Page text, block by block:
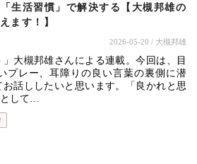
生活習慣」で解決する【大槻邦雄の
ます！】
2026-05-20 / 大槻邦雄
」大槻邦雄さんによる連載。今回は、目
プレー、耳障りの良い言葉の裏側に潜
話ししたいと思います。「良かれと思
して…